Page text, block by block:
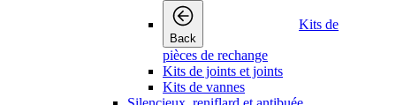
Back
Kits de
pièces de rechange
Kits de joints et joints
Kits de vannes